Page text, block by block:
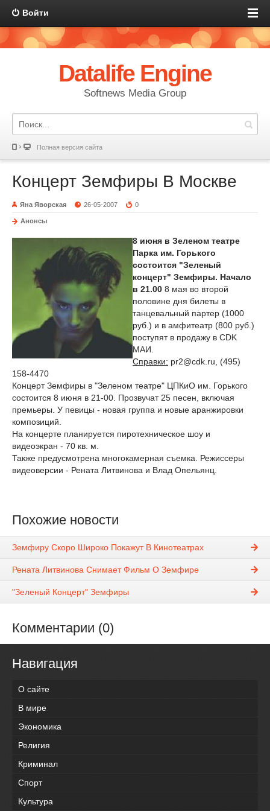
Войти
Datalife Engine
Softnews Media Group
Полная версия сайта
Концерт Земфиры В Москве
Яна Яворская 26-05-2007 0
Анонсы
8 июня в Зеленом театре
Парка им. Горького
состоится "Зеленый
концерт" Земфиры. Начало
в 21.00 8 мая во второй
половине дня билеты в
танцевальный партер (1000
руб.) и в амфитеатр (800 руб.)
поступят в продажу в CDK
МАИ.
Справки: pr2@cdk.ru, (495)
158-4470
Концерт Земфиры в "Зеленом театре" ЦПКиО им. Горького
состоится 8 июня в 21-00. Прозвучат 25 песен, включая
премьеры. У певицы - новая группа и новые аранжировки
композиций.
На концерте планируется пиротехническое шоу и
видеоэкран - 70 кв. м.
Также предусмотрена многокамерная съемка. Режиссеры
видеоверсии - Рената Литвинова и Влад Опельянц.
Похожие новости
Земфиру Скоро Широко Покажут В Кинотеатрах
Рената Литвинова Снимает Фильм О Земфире
"Зеленый Концерт" Земфиры
Комментарии (0)
Навигация
О сайте
В мире
Экономика
Религия
Криминал
Спорт
Культура